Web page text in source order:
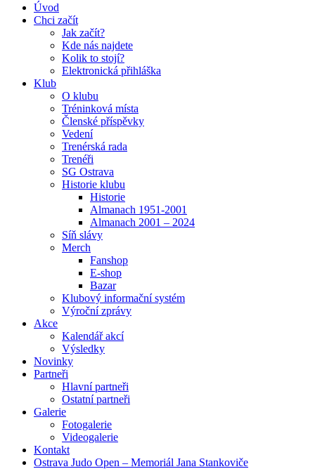
Úvod
Chci začít
Jak začít?
Kde nás najdete
Kolik to stojí?
Elektronická přihláška
Klub
O klubu
Tréninková místa
Členské příspěvky
Vedení
Trenérská rada
Trenéři
SG Ostrava
Historie klubu
Historie
Almanach 1951-2001
Almanach 2001 – 2024
Síň slávy
Merch
Fanshop
E-shop
Bazar
Klubový informační systém
Výroční zprávy
Akce
Kalendář akcí
Výsledky
Novinky
Partneři
Hlavní partneři
Ostatní partneři
Galerie
Fotogalerie
Videogalerie
Kontakt
Ostrava Judo Open – Memoriál Jana Stankoviče